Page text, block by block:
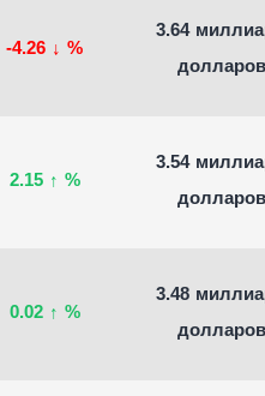
-4.26 ↓ %
3.64
долларов
2.15 ↑ %
3.54
долларов
0.02 ↑ %
3.48
долларов